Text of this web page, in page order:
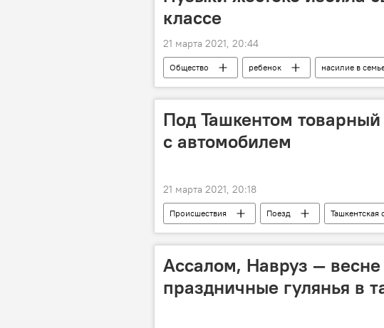
классе
21 марта 2021, 20:44
Общество ребенок насилие в
Под Ташкентом товарный
с автомобилем
21 марта 2021, 20:18
Происшествия Поезд Ташкентская
автомобиль
машина
Ассалом, Навруз — весне
праздничные гулянья в